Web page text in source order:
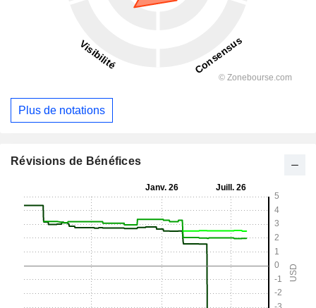
Plus de notations
Révisions de Bénéfices